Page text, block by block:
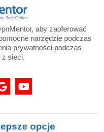
aby zaoferować
narzędzie podczas
prywatności podczas
z sieci.
opcje